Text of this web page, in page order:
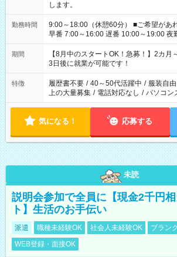
します。
勤務時間
9:00～18:00（休憩60分） ■ご希望があれば下記シフトもOK！
早番 7:00～16:00 遅番 10:00～19:00 夜勤
と休みを合わせたい」 「余裕を持って
「できれば残業はしたくない」 など、
ね。 ※Wワーク希望の方へ 今ご覧のお仕事で希望する勤務時間
と、もう1つのお仕事の勤務時間。 合
合は応募できません。
期間
【8月中のスタートOK！急募！】2カ
3日後に就業が可能です！
特徴 履歴書不要 / 40～50代活躍中 / 服装自由
上の大量募集 / 電話対応なし / パソコン
気になる！ 応募する
未読
説明会参加で全員に【現金2千円
ト】生活のお手伝い
派遣 職種未経験OK 社会人未経験OK
ブラン
WEB登録・面接OK